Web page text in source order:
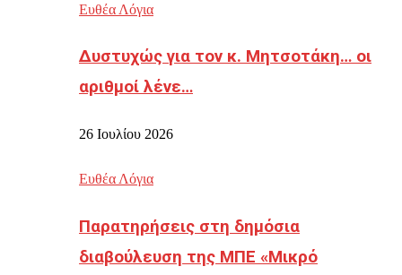
Ευθέα Λόγια
Δυστυχώς για τον κ. Μητσοτάκη… οι
αριθμοί λένε…
26 Ιουλίου 2026
Ευθέα Λόγια
Παρατηρήσεις στη δημόσια
διαβούλευση της ΜΠΕ «Μικρό